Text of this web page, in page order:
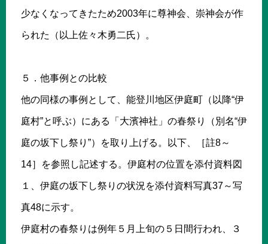
少なくなってきたため2003年に尊神会、崇神会が作
られた（以上佐々木勇二氏）。
５．他事例との比較
他の同様の事例として、能登川地区伊庭町（以降“伊
庭村”と呼ぶ）にある「大濱神社」の春祭り（別名“伊
庭の坂下し祭り”）を取り上げる。以下、［註8～
14］を参照し記述する。伊庭村の位置を添付資料図
１、伊庭の坂下し祭りの状況を添付資料写真37～写
真48に示す。
伊庭村の春祭りは例年５月上旬の５日間行われ、３